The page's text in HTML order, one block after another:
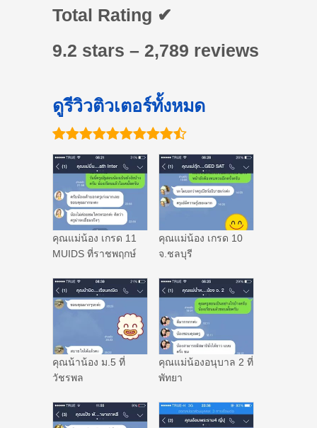
Total Rating ✔
9.2 stars – 2,789 reviews
ดูรีวิวติวเตอร์ทั้งหมด
คุณแม่น้อง เกรด 11
MUIDS ที่ราชพฤกษ์
คุณแม่น้อง เกรด 10
จ.ชลบุรี
คุณน้าน้อง ม.5 ที่
วัชรพล
คุณแม่น้องอนุบาล 2 ที่
พัทยา